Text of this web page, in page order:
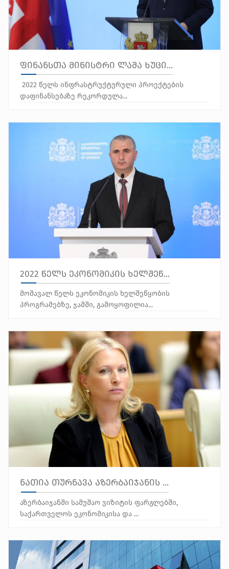
ფინანსთა მინისტრი ლაშა ხუცი...
2022 წელს ინფრასტრუქტურული პროექტების
დაფინანსებაზე რეკორდულა...
2022 წელს ეკონომიკის ხელშეწ...
მომავალ წელს ეკონომიკის ხელშეწყობის
პროგრამებზე, ჯამში, გამოყოფილია...
ნათია თურნავა აზერბაიჯანის ...
აზერბაიჯანში სამუშაო ვიზიტის ფარგლებში,
საქართველოს ეკონომიკისა და ...